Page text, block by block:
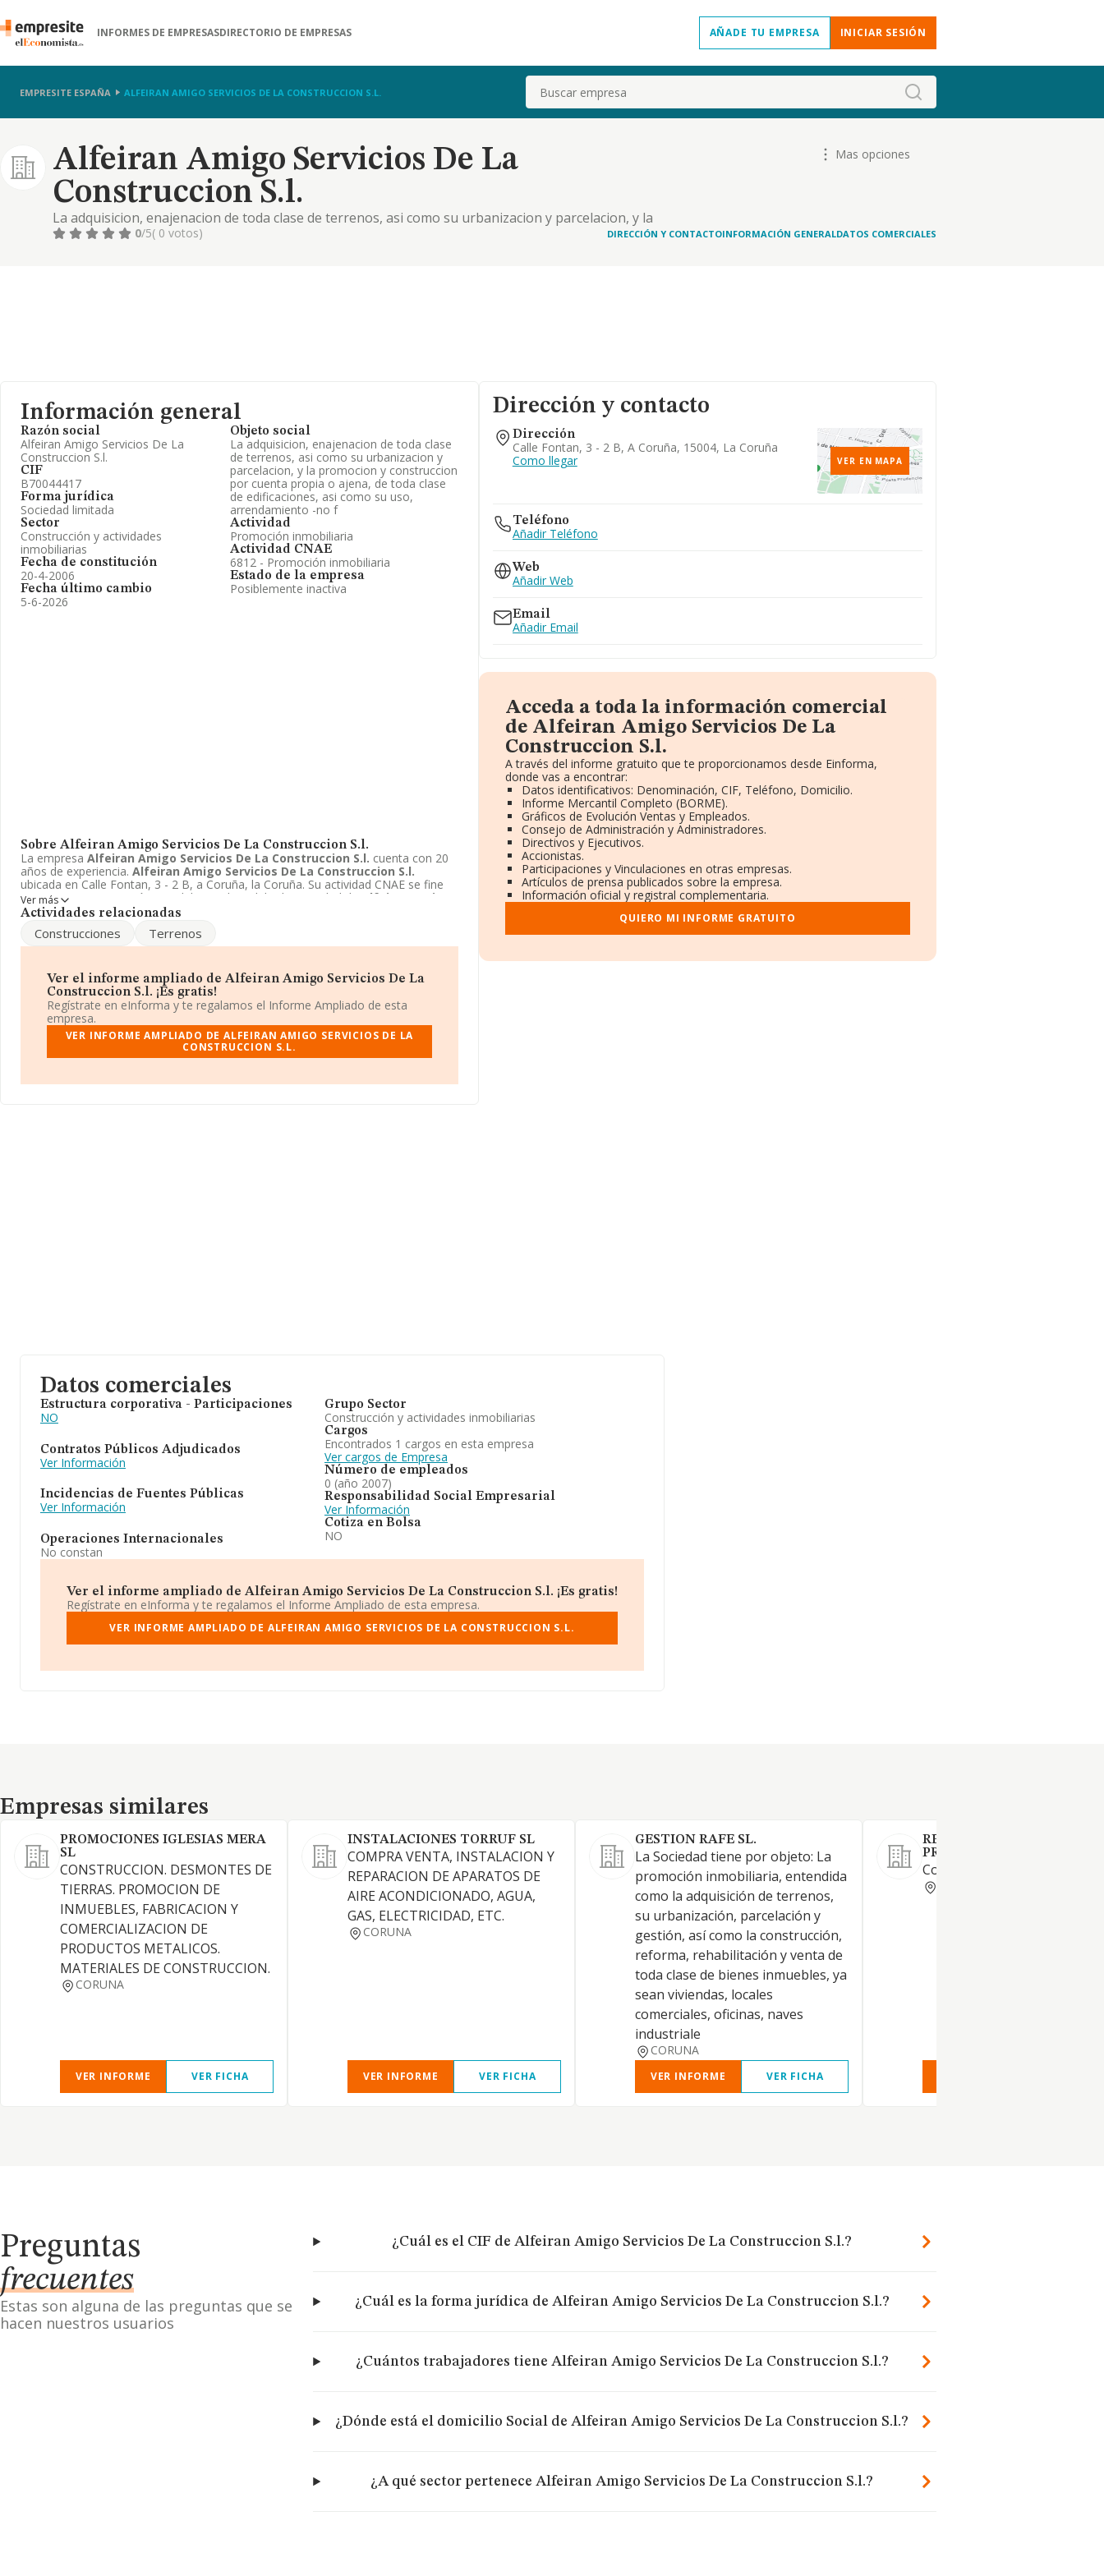
INFORMES DE EMPRESASDIRECTORIO DE EMPRESAS AÑADE TU EMPRESA INICIAR SESIÓN
EMPRESITE ESPAÑA ALFEIRAN AMIGO SERVICIOS DE LA CONSTRUCCION S.L. Buscar
Alfeiran Amigo Servicios De La
Construccion S.l.
La adquisicion, enajenacion de toda clase de terrenos, asi como su urbanizacion y parcelacion, y la
promocion y construccion por cuenta propia o ajena, de toda clase de edificaciones, asi como su uso,
Mas opciones
0/5( 0 votos) DIRECCIÓN Y CONTACTOINFORMACIÓN GENERALDATOS COMERCIALES
Información general
Razón social
Alfeiran Amigo Servicios De La
Construccion S.l.
CIF
B70044417
Forma jurídica
Sociedad limitada
Sector
Construcción y actividades
inmobiliarias
Fecha de constitución
20-4-2006
Fecha último cambio
5-6-2026
Objeto social
La adquisicion, enajenacion de toda clase
de terrenos, asi como su urbanizacion y
parcelacion, y la promocion y construccion
por cuenta propia o ajena, de toda clase
de edificaciones, asi como su uso,
arrendamiento -no f
Actividad
Promoción inmobiliaria
Actividad CNAE
6812 - Promoción inmobiliaria
Estado de la empresa
Posiblemente inactiva
Sobre Alfeiran Amigo Servicios De La Construccion S.l.
La empresa Alfeiran Amigo Servicios De La Construccion S.l. cuenta con 20
años de experiencia. Alfeiran Amigo Servicios De La Construccion S.l.
ubicada en Calle Fontan, 3 - 2 B, a Coruña, la Coruña. Su actividad CNAE se fine
como 6812 - Promoción inmobiliaria. El modelo de sociedad de
Alfeiran Amigo
Servicios De La Construccion S.l.
Ver más
Actividades relacionadas
Construcciones Terrenos
Ver el informe ampliado de Alfeiran Amigo Servicios De La
Construccion S.l. ¡Es gratis!
Regístrate en eInforma y te regalamos el Informe Ampliado de esta
empresa.
VER INFORME AMPLIADO DE ALFEIRAN AMIGO SERVICIOS DE LA
CONSTRUCCION S.L.
Dirección y contacto
Dirección
Calle Fontan, 3 - 2 B, A Coruña, 15004, La Coruña
Como llegar
VER EN MAPA
Teléfono
Añadir Teléfono
Web
Añadir Web
Email
Añadir Email
Acceda a toda la información comercial
de Alfeiran Amigo Servicios De La
Construccion S.l.
A través del informe gratuito que te proporcionamos desde Einforma,
donde vas a encontrar:
Datos identificativos: Denominación, CIF, Teléfono, Domicilio.
Informe Mercantil Completo (BORME).
Gráficos de Evolución Ventas y Empleados.
Consejo de Administración y Administradores.
Directivos y Ejecutivos.
Accionistas.
Participaciones y Vinculaciones en otras empresas.
Artículos de prensa publicados sobre la empresa.
Información oficial y registral complementaria.
QUIERO MI INFORME GRATUITO
Datos comerciales
Estructura corporativa - Participaciones
NO
Contratos Públicos Adjudicados
Ver Información
Incidencias de Fuentes Públicas
Ver Información
Operaciones Internacionales
No constan
Grupo Sector
Construcción y actividades inmobiliarias
Cargos
Encontrados 1 cargos en esta empresa
Ver cargos de Empresa
Número de empleados
0 (año 2007)
Responsabilidad Social Empresarial
Ver Información
Cotiza en Bolsa
NO
Ver el informe ampliado de Alfeiran Amigo Servicios De La Construccion S.l. ¡Es gratis!
Regístrate en eInforma y te regalamos el Informe Ampliado de esta empresa.
VER INFORME AMPLIADO DE ALFEIRAN AMIGO SERVICIOS DE LA CONSTRUCCION S.L.
Empresas similares
Empresas similares
PROMOCIONES IGLESIAS MERA
SL
CONSTRUCCION. DESMONTES DE
TIERRAS. PROMOCION DE
INMUEBLES, FABRICACION Y
COMERCIALIZACION DE
PRODUCTOS METALICOS.
MATERIALES DE CONSTRUCCION.
CORUNA
VER INFORME VER FICHA
INSTALACIONES TORRUF SL
COMPRA VENTA, INSTALACION Y
REPARACION DE APARATOS DE
AIRE ACONDICIONADO, AGUA,
GAS, ELECTRICIDAD, ETC.
CORUNA
VER INFORME VER FICHA
GESTION RAFE SL.
La Sociedad tiene por objeto: La
promoción inmobiliaria, entendida
como la adquisición de terrenos,
su urbanización, parcelación y
gestión, así como la construcción,
reforma, rehabilitación y venta de
toda clase de bienes inmuebles, ya
sean viviendas, locales
comerciales, oficinas, naves
industriale
CORUNA
VER INFORME VER FICHA
REYCO INVERSIONES Y
PROYECTOS, S.L.
Comercio menor de
Preguntas
frecuentes
Estas son alguna de las preguntas que se
hacen nuestros usuarios
¿Cuál es el CIF de Alfeiran Amigo Servicios De La Construccion S.l.?
¿Cuál es la forma jurídica de Alfeiran Amigo Servicios De La Construccion S.l.?
¿Cuántos trabajadores tiene Alfeiran Amigo Servicios De La Construccion S.l.?
¿Dónde está el domicilio Social de Alfeiran Amigo Servicios De La Construccion S.l.?
¿A qué sector pertenece Alfeiran Amigo Servicios De La Construccion S.l.?